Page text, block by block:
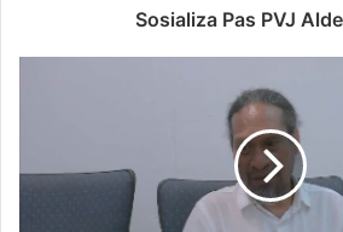
Sosializa Pas PVJ